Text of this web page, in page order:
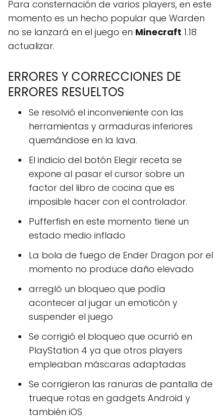
Para consternación de varios players, en este
momento es un hecho popular que Warden
no se lanzará en el juego en Minecraft 1.18
actualizar.
ERRORES Y CORRECCIONES DE
ERRORES RESUELTOS
Se resolvió el inconveniente con las
herramientas y armaduras inferiores
quemándose en la lava.
El indicio del botón Elegir receta se
expone al pasar el cursor sobre un
factor del libro de cocina que es
imposible hacer con el controlador.
Pufferfish en este momento tiene un
estado medio inflado
La bola de fuego de Ender Dragon por el
momento no produce daño elevado
arregló un bloqueo que podía
acontecer al jugar un emoticón y
suspender el juego
Se corrigió el bloqueo que ocurrió en
PlayStation 4 ya que otros players
empleaban máscaras adaptadas
Se corrigieron las ranuras de pantalla de
trueque rotas en gadgets Android y
también iOS